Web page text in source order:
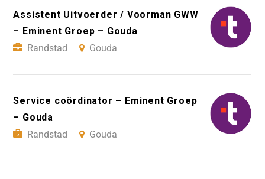
Assistent Uitvoerder / Voorman GWW
– Eminent Groep – Gouda
Randstad
Gouda
Service coördinator – Eminent Groep
– Gouda
Randstad
Gouda